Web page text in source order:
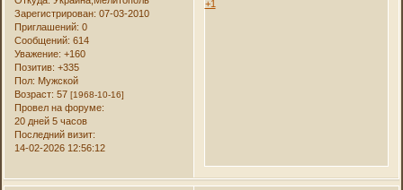
Зарегистрирован: 07-03-2010
Приглашений: 0
Сообщений: 614
Уважение: +160
Позитив: +335
Пол: Мужской
Возраст: 57[1968-10-16]
Провел на форуме:
20 дней 5 часов
Последний визит:
14-02-2026 12:56:12
+1